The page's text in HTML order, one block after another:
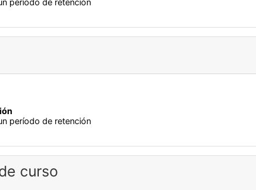
período de retención
período de retención
curso